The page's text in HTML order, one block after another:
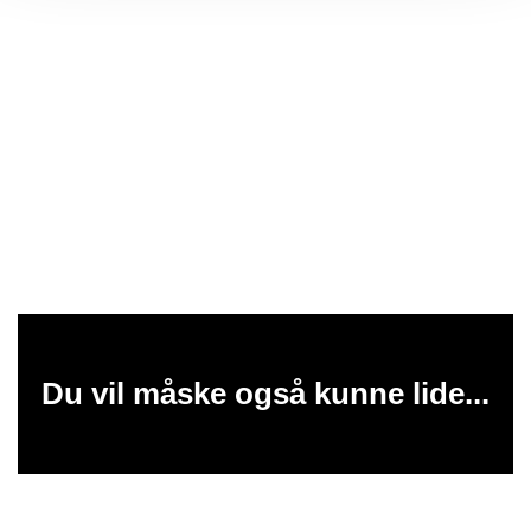
Du vil måske også kunne lide...